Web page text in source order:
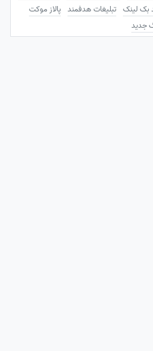
بک لینک تبلیغات هدفمند پالاز موکت
جدید